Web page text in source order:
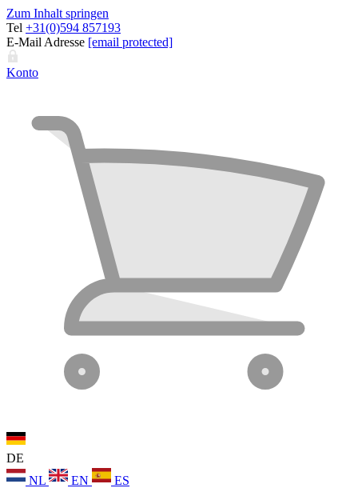
Zum Inhalt springen
Tel +31(0)594 857193
E-Mail Adresse [email protected]
Konto
DE
NL
EN ES